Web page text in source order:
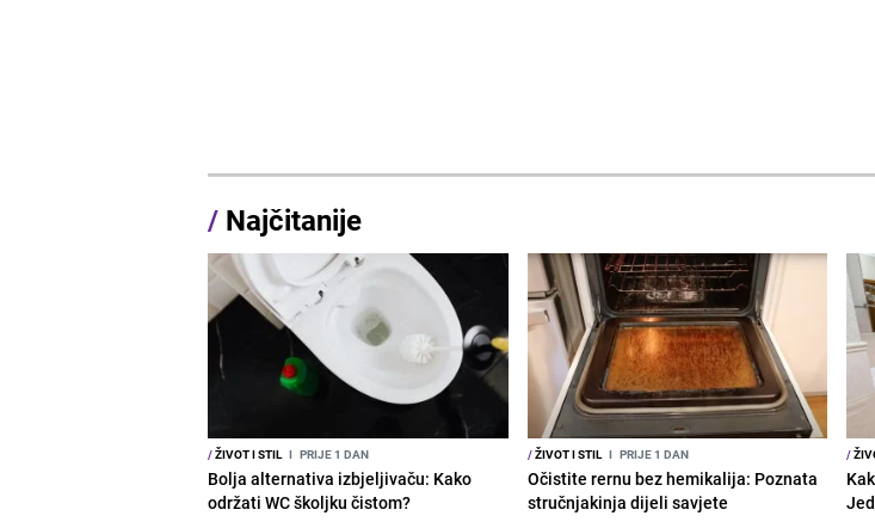
/ Najčitanije
/ŽIVOT I STIL I PRIJE 1 DAN
Bolja alternativa izbjeljivaču: Kako
održati WC školjku čistom?
/ŽIVOT I STIL I PRIJE 1 DAN
Očistite rernu bez hemikalija: Poznata
stručnjakinja dijeli savjete
/